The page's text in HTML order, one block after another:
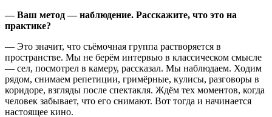
— Ваш метод — наблюдение. Расскажите, что это на
практике?
— Это значит, что съёмочная группа растворяется в
пространстве. Мы не берём интервью в классическом смысле
— сел, посмотрел в камеру, рассказал. Мы наблюдаем. Ходим
рядом, снимаем репетиции, гримёрные, кулисы, разговоры в
коридоре, взгляды после спектакля. Ждём тех моментов, когда
человек забывает, что его снимают. Вот тогда и начинается
настоящее кино.